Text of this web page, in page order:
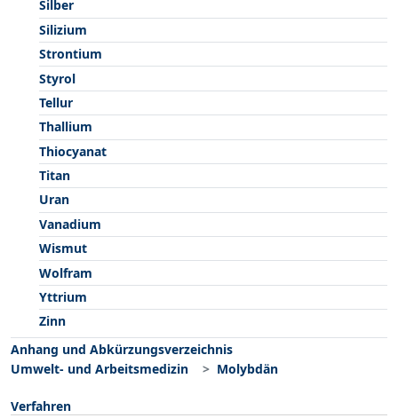
Silber
Silizium
Strontium
Styrol
Tellur
Thallium
Thiocyanat
Titan
Uran
Vanadium
Wismut
Wolfram
Yttrium
Zinn
Anhang und Abkürzungsverzeichnis
Umwelt- und Arbeitsmedizin
Molybdän
Verfahren